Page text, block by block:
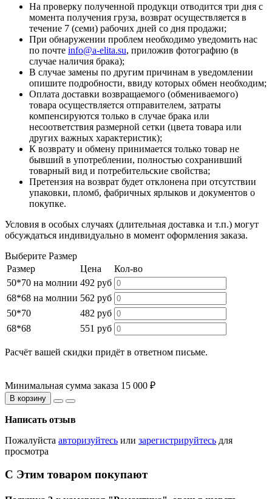
На проверку полученной продукци отводится три дня с
момента получения груза, возврат осуществляется в
течение 7 (семи) рабочих дней со дня продажи;
При обнаружении проблем необходимо уведомить нас
по почте info@a-elita.su, приложив фотографию (в
случае наличия брака);
В случае замены по другим причинам в уведомлении
опишите подробности, ввиду которых обмен необходим;
Оплата доставки возвращаемого (обмениваемого)
товара осуществляется отправителем, затраты
компенсируются только в случае брака или
несоответствия размерной сетки (цвета товара или
других важных характеристик);
К возврату и обмену принимается только товар не
бывший в употреблении, полностью сохранивший
товарный вид и потребительские свойства;
Претензия на возврат будет отклонена при отсутствии
упаковки, пломб, фабричных ярлыков и документов о
покупке.
Условия в особых случаях (длительная доставка и т.п.) могут
обсуждаться индивидуально в момент оформления заказа.
Выберите Размер
Размер
Цена
Кол-во
50*70 на молнии 492 руб
68*68 на молнии 562 руб
50*70
482 руб
68*68
551 руб
Расчёт вашей скидки придёт в ответном письме.
Минимальная сумма заказа 15 000 ₽
В корзину
Написать отзыв
Пожалуйста авторизуйтесь или зарегистрируйтесь для
просмотра
С Этим товаром покупают